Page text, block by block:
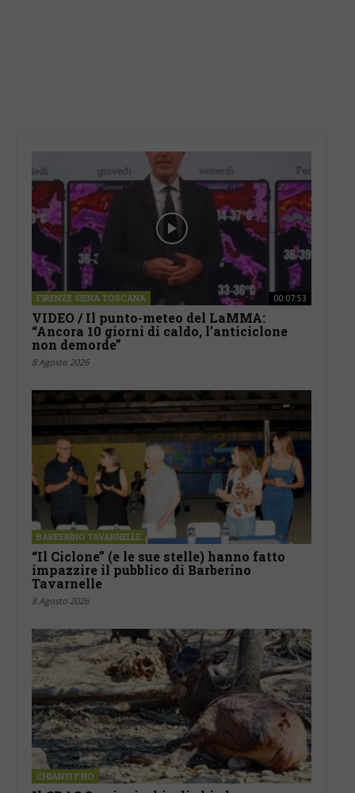
FIRENZE SIENA TOSCANA 00:07:53
VIDEO / Il punto-meteo del LaMMA:
“Ancora 10 giorni di caldo, l’anticiclone
non demorde”
8 Agosto 2026
BARBERINO TAVARNELLE
“Il Ciclone” (e le sue stelle) hanno fatto
impazzire il pubblico di Barberino
Tavarnelle
8 Agosto 2026
CHIANTI F.NO